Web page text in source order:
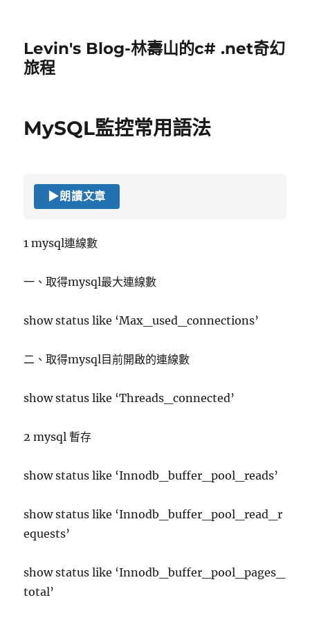
Levin's Blog-林壽山的c# .net奇幻
旅程
MySQL監控常用語法
▶朗讀文章
1 mysql連線數
一、取得mysql最大連線數
show status like ‘Max_used_connections’
二、取得mysql目前開啟的連線數
show status like ‘Threads_connected’
2 mysql 暫存
show status like ‘Innodb_buffer_pool_reads’
show status like ‘Innodb_buffer_pool_read_r
equests’
show status like ‘Innodb_buffer_pool_pages_
total’